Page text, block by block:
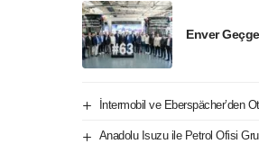
Enver
İntermobil ve Eberspächer’den
Anadolu Isuzu ile Petrol Ofisi